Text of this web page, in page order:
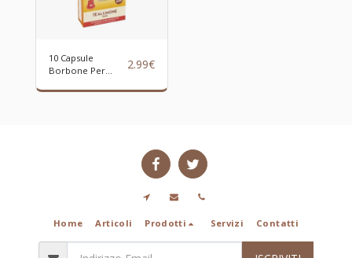
10 Capsule
Borbone Per
Al Gusto TÈ AL
2.99€
Home Articoli Prodotti Servizi Contatti